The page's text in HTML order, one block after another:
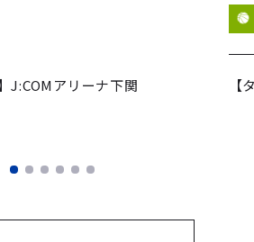
J:COMアリーナ下関